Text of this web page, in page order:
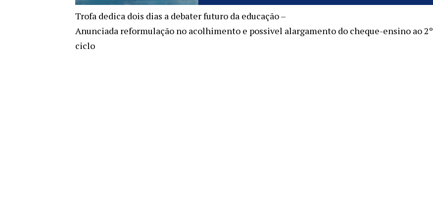
Trofa dedica dois dias a debater futuro da educação –
Anunciada reformulação no acolhimento e possivel alargamento do cheque-ensino ao 2º
ciclo